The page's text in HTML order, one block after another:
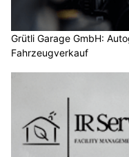
Grütli Garage GmbH:
Fahrzeugverkauf